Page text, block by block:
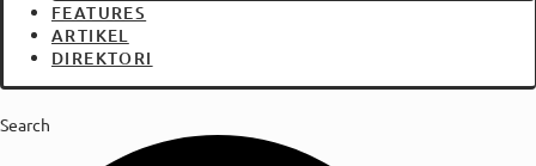
FEATURES
ARTIKEL
DIREKTORI
Search